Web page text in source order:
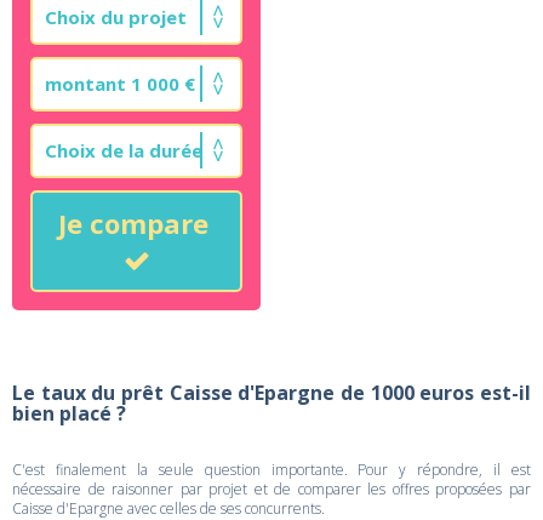
Je compare
Le taux du prêt Caisse d'Epargne de 1000 euros est-il
bien placé ?
C'est finalement la seule question importante. Pour y répondre, il est
nécessaire de raisonner par projet et de comparer les offres proposées par
Caisse d'Epargne avec celles de ses concurrents.